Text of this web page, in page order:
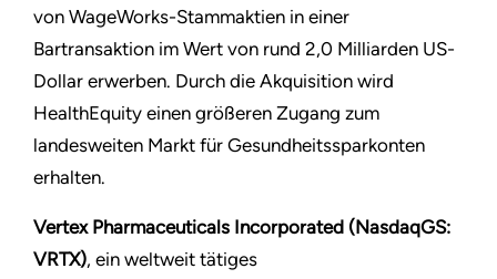
von WageWorks-Stammaktien in einer
Bartransaktion im Wert von rund 2,0 Milliarden US-
Dollar erwerben. Durch die Akquisition wird
HealthEquity einen größeren Zugang zum
landesweiten Markt für Gesundheitssparkonten
erhalten.
Vertex Pharmaceuticals Incorporated (NasdaqGS:
VRTX), ein weltweit tätiges